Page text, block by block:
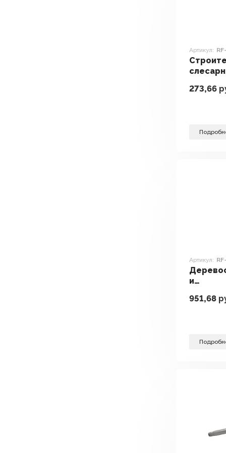
Артикул:
6540308
273,66
Артикул:
и
станки
951,68